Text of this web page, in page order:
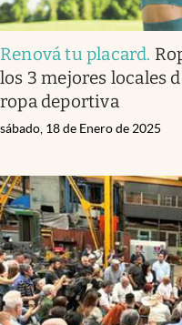
Renová tu placard.
los 3 mejores locales
ropa deportiva
sábado, 18 de Enero de 2025